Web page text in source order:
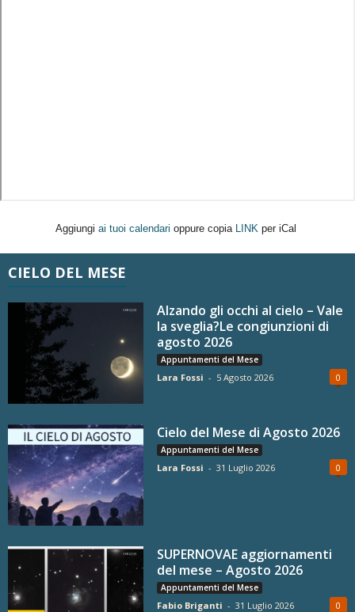
Aggiungi ai tuoi calendari oppure copia LINK per iCal
CIELO DEL MESE
Alzando gli occhi al cielo – Vale
la sveglia?Le congiunzioni di
agosto 2026
Appuntamenti del Mese
Lara Fossi - 5 Agosto 2026 0
Cielo del Mese di Agosto 2026
Appuntamenti del Mese
Lara Fossi - 31 Luglio 2026 0
SUPERNOVAE aggiornamenti
del mese – Agosto 2026
Appuntamenti del Mese
Fabio Briganti - 31 Luglio 2026 0